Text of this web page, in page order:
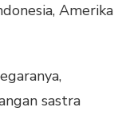
Amerika
sastra